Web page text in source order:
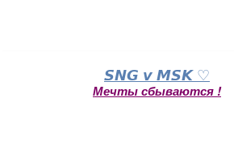
𝙎𝙉𝙂 𝙫 𝙈𝙎𝙆 ♡
Мечты сбываются !